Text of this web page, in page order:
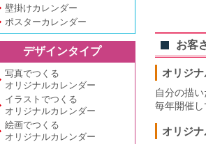
壁掛けカレンダー
ポスターカレンダー
デザインタイプ
写真でつくる
オリジナルカレンダー
イラストでつくる
オリジナルカレンダー
絵画でつくる
オリジナルカレンダー
お客
オリジ
自分の描
毎年開催し
オリジ